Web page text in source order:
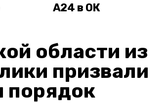
А24 в ОК
области из
призвали
порядок